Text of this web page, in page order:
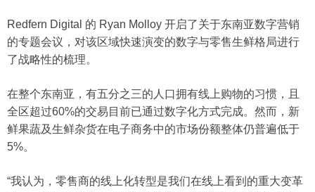
Redfern Digital 的 Ryan Molloy 开启了关于东南亚数字营销
的专题会议，对该区域快速演变的数字与零售生鲜格局进行
了战略性的梳理。
在整个东南亚，有五分之三的人口拥有线上购物的习惯，且
全区超过60%的交易目前已通过数字化方式完成。然而，新
鲜果蔬及生鲜杂货在电子商务中的市场份额整体仍普遍低于
5%。
“我认为，零售商的线上化转型是我们在线上看到的重大变革